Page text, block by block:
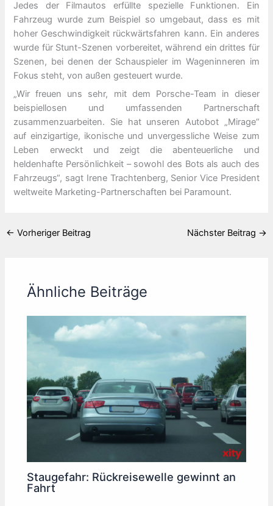
Jedes der Filmautos erfüllte spezielle Funktionen. Ein
Fahrzeug wurde zum Beispiel so umgebaut, dass es mit
hoher Geschwindigkeit rückwärtsfahren kann. Ein anderes
wurde für Stunt-Szenen vorbereitet, während ein drittes für
Szenen, bei denen der Schauspieler im Wageninneren im
Fokus steht, von außen gesteuert wurde.
„Wir freuen uns sehr, mit dem Porsche-Team in dieser
beispiellosen und umfassenden Partnerschaft
zusammenzuarbeiten. Sie hat unseren Autobot „Mirage“
auf einzigartige, ikonische und unvergessliche Weise zum
Leben erweckt und zeigt die abenteuerliche und
heldenhafte Persönlichkeit – sowohl des Bots als auch des
Fahrzeugs“, sagt Irene Trachtenberg, Senior Vice President
weltweite Marketing-Partnerschaften bei Paramount.
← Vorheriger Beitrag Nächster Beitrag →
Ähnliche Beiträge
Staugefahr: Rückreisewelle gewinnt an
Fahrt